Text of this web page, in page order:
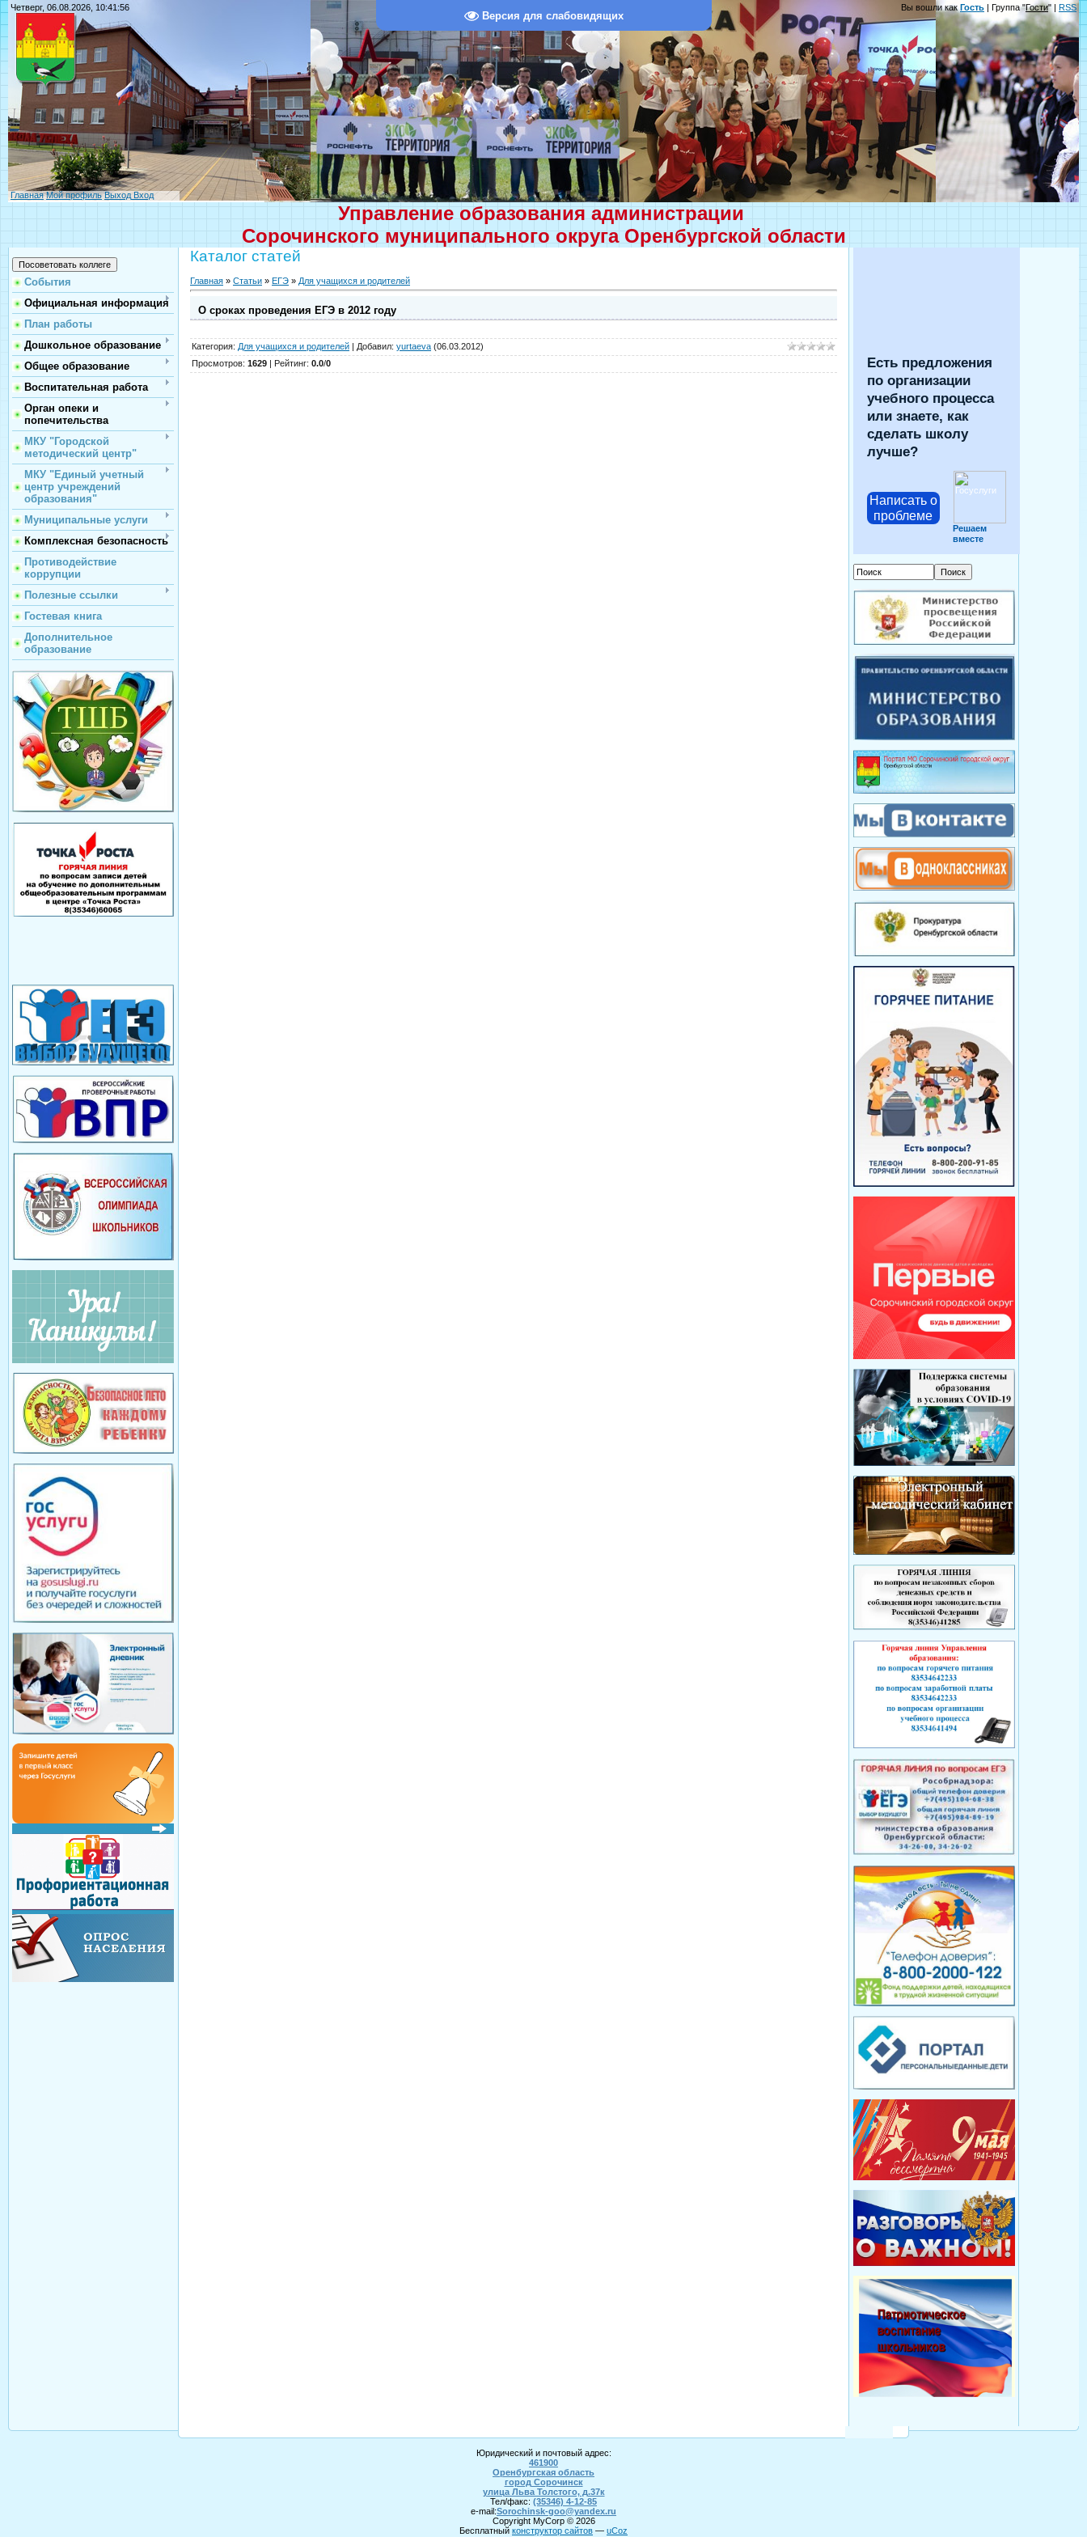
Версия для слабовидящих
Четверг, 06.08.2026, 10:41:56 Вы вошли какГость | Группа "Гости" | RSS
Главная Мой профиль Выход Вход
Управление образования администрации
Сорочинского муниципального округа Оренбургской области
События
Официальная информация
План работы
Дошкольное образование
Общее образование
Воспитательная работа
Орган опеки и
попечительства
МКУ "Городской
методический центр"
МКУ "Единый учетный
центр учреждений
образования"
Муниципальные услуги
Комплексная безопасность
Противодействие
коррупции
Полезные ссылки
Гостевая книга
Дополнительное
образование
Каталог статей
Главная » Статьи » ЕГЭ » Для учащихся и родителей
О сроках проведения ЕГЭ в 2012 году
Категория: Для учащихся и родителей | Добавил: yurtaeva (06.03.2012)
Просмотров: 1629 | Рейтинг: 0.0/0
Есть предложения
по организации
учебного процесса
или знаете, как
сделать школу
лучше?
Написать о
проблеме
Решаем
вместе
Юридический и почтовый адрес:
461900
Оренбургская область
город Сорочинск
улица Льва Толстого, д.37к
Тел/факс: (35346) 4-12-85
e-mail:Sorochinsk-goo@yandex.ru
Copyright MyCorp © 2026
Бесплатный конструктор сайтов — uCoz